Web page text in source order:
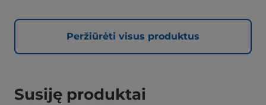
Peržiūrėti visus produktus
Susiję produktai